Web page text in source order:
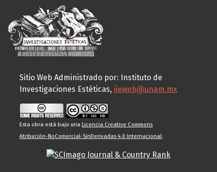
Sitio Web Administrado por: Instituto de
Investigaciones Estéticas, iieweb@unam.mx
Esta obra está bajo una Licencia Creative Commons
Atribución-NoComercial-SinDerivadas 4.0 Internacional.